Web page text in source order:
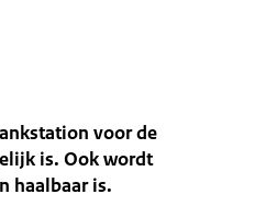
voor de
is. Ook wordt
haalbaar is.